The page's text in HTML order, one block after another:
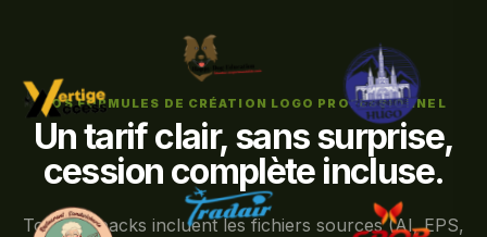
NOS FORMULES DE CRÉATION LOGO PROFESSIONNEL
Un tarif clair, sans surprise,
cession complète incluse.
Tous les packs incluent les fichiers sources (AI, EPS,